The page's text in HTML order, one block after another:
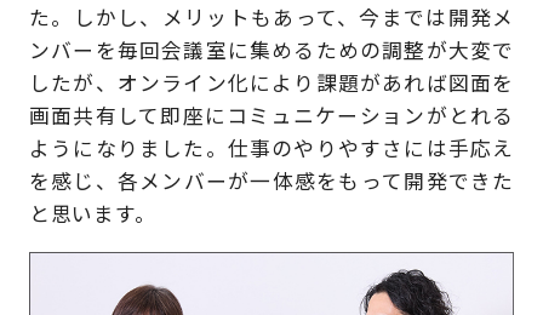
た。しかし、メリットもあって、今までは開発メ
ンバーを毎回会議室に集めるための調整が大変で
したが、オンライン化により課題があれば図面を
画面共有して即座にコミュニケーションがとれる
ようになりました。仕事のやりやすさには手応え
を感じ、各メンバーが一体感をもって開発できた
と思います。